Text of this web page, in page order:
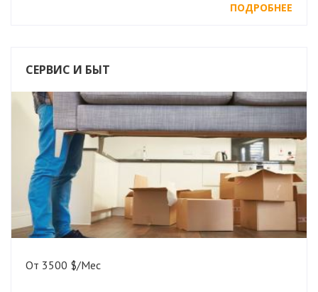
ПОДРОБНЕЕ
СЕРВИС И БЫТ
От 3500 $/Мес